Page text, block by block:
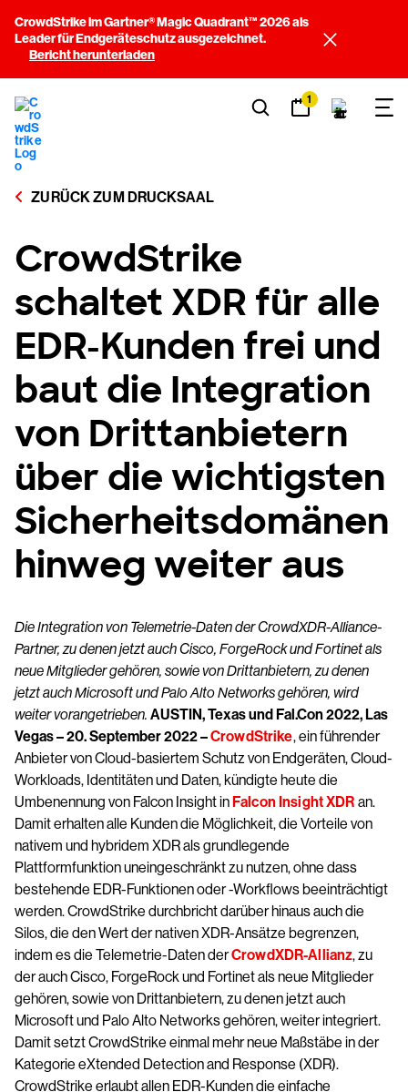
CrowdStrike im Gartner® Magic Quadrant™ 2026 als
Leader für Endgeräteschutz ausgezeichnet.
Bericht herunterladen
1
ZURÜCK ZUM DRUCKSAAL
CrowdStrike
schaltet XDR für alle
EDR-Kunden frei und
baut die Integration
von Drittanbietern
über die wichtigsten
Sicherheitsdomänen
hinweg weiter aus
Die Integration von Telemetrie-Daten der CrowdXDR-Alliance-
Partner, zu denen jetzt auch Cisco, ForgeRock und Fortinet als
neue Mitglieder gehören, sowie von Drittanbietern, zu denen
jetzt auch Microsoft und Palo Alto Networks gehören, wird
weiter vorangetrieben. AUSTIN, Texas und Fal.Con 2022, Las
Vegas – 20. September 2022 –CrowdStrike, ein führender
Anbieter von Cloud-basiertem Schutz von Endgeräten, Cloud-
Workloads, Identitäten und Daten, kündigte heute die
Umbenennung von Falcon Insight inFalcon Insight XDR an.
Damit erhalten alle Kunden die Möglichkeit, die Vorteile von
nativem und hybridem XDR als grundlegende
Plattformfunktion uneingeschränkt zu nutzen, ohne dass
bestehende EDR-Funktionen oder -Workflows beeinträchtigt
werden. CrowdStrike durchbricht darüber hinaus auch die
Silos, die den Wert der nativen XDR-Ansätze begrenzen,
indem es die Telemetrie-Daten derCrowdXDR-Allianz, zu
der auch Cisco, ForgeRock und Fortinet als neue Mitglieder
gehören, sowie von Drittanbietern, zu denen jetzt auch
Microsoft und Palo Alto Networks gehören, weiter integriert.
Damit setzt CrowdStrike einmal mehr neue Maßstäbe in der
Kategorie eXtended Detection and Response (XDR).
CrowdStrike erlaubt allen EDR-Kunden die einfache